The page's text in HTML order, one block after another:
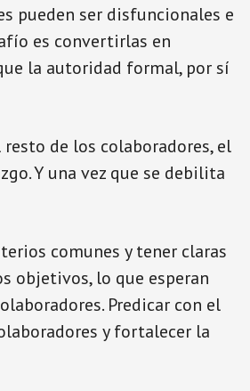
pueden ser disfuncionales e
es convertirlas en
la autoridad formal, por sí
de los colaboradores, el
Y una vez que se debilita
comunes y tener claras
objetivos, lo que esperan
Predicar con el
y fortalecer la